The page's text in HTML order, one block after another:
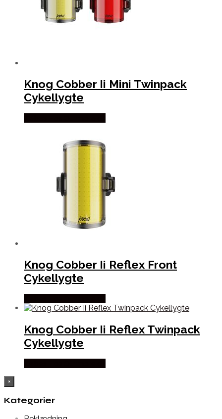
Knog Cobber Ii Mini Twinpack
Cykellygte
Knog Cobber Ii Reflex Front
Cykellygte
Knog Cobber Ii Reflex Twinpack
Cykellygte
×
Kategorier